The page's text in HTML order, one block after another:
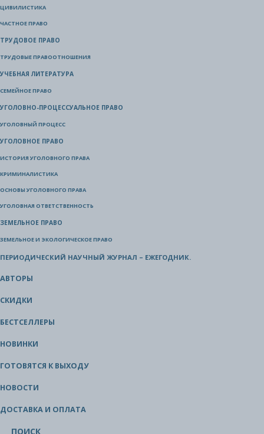
ЦИВИЛИСТИКА
ЧАСТНОЕ ПРАВО
ТРУДОВОЕ ПРАВО
ТРУДОВЫЕ ПРАВООТНОШЕНИЯ
УЧЕБНАЯ ЛИТЕРАТУРА
СЕМЕЙНОЕ ПРАВО
УГОЛОВНО-ПРОЦЕССУАЛЬНОЕ ПРАВО
УГОЛОВНЫЙ ПРОЦЕСС
УГОЛОВНОЕ ПРАВО
ИСТОРИЯ УГОЛОВНОГО ПРАВА
КРИМИНАЛИСТИКА
ОСНОВЫ УГОЛОВНОГО ПРАВА
УГОЛОВНАЯ ОТВЕТСТВЕННОСТЬ
ЗЕМЕЛЬНОЕ ПРАВО
ЗЕМЕЛЬНОЕ И ЭКОЛОГИЧЕСКОЕ ПРАВО
ПЕРИОДИЧЕСКИЙ НАУЧНЫЙ ЖУРНАЛ – ЕЖЕГОДНИК.
АВТОРЫ
СКИДКИ
БЕСТСЕЛЛЕРЫ
НОВИНКИ
ГОТОВЯТСЯ К ВЫХОДУ
НОВОСТИ
ДОСТАВКА И ОПЛАТА
ПОИСК